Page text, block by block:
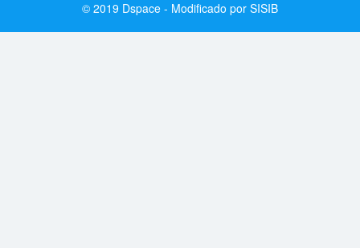
© 2019 Dspace - Modificado por SISIB